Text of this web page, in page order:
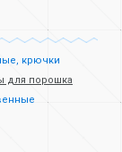
крючки
для порошка